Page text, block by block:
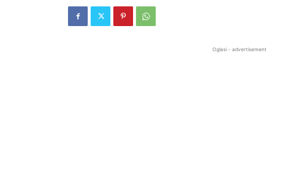
Oglasi - advertisement